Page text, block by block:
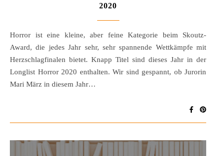
2020
Horror ist eine kleine, aber feine Kategorie beim Skoutz-
Award, die jedes Jahr sehr, sehr spannende Wettkämpfe mit
Herzschlagfinalen bietet. Knapp Titel sind dieses Jahr in der
Longlist Horror 2020 enthalten. Wir sind gespannt, ob Jurorin
Mari März in diesem Jahr…